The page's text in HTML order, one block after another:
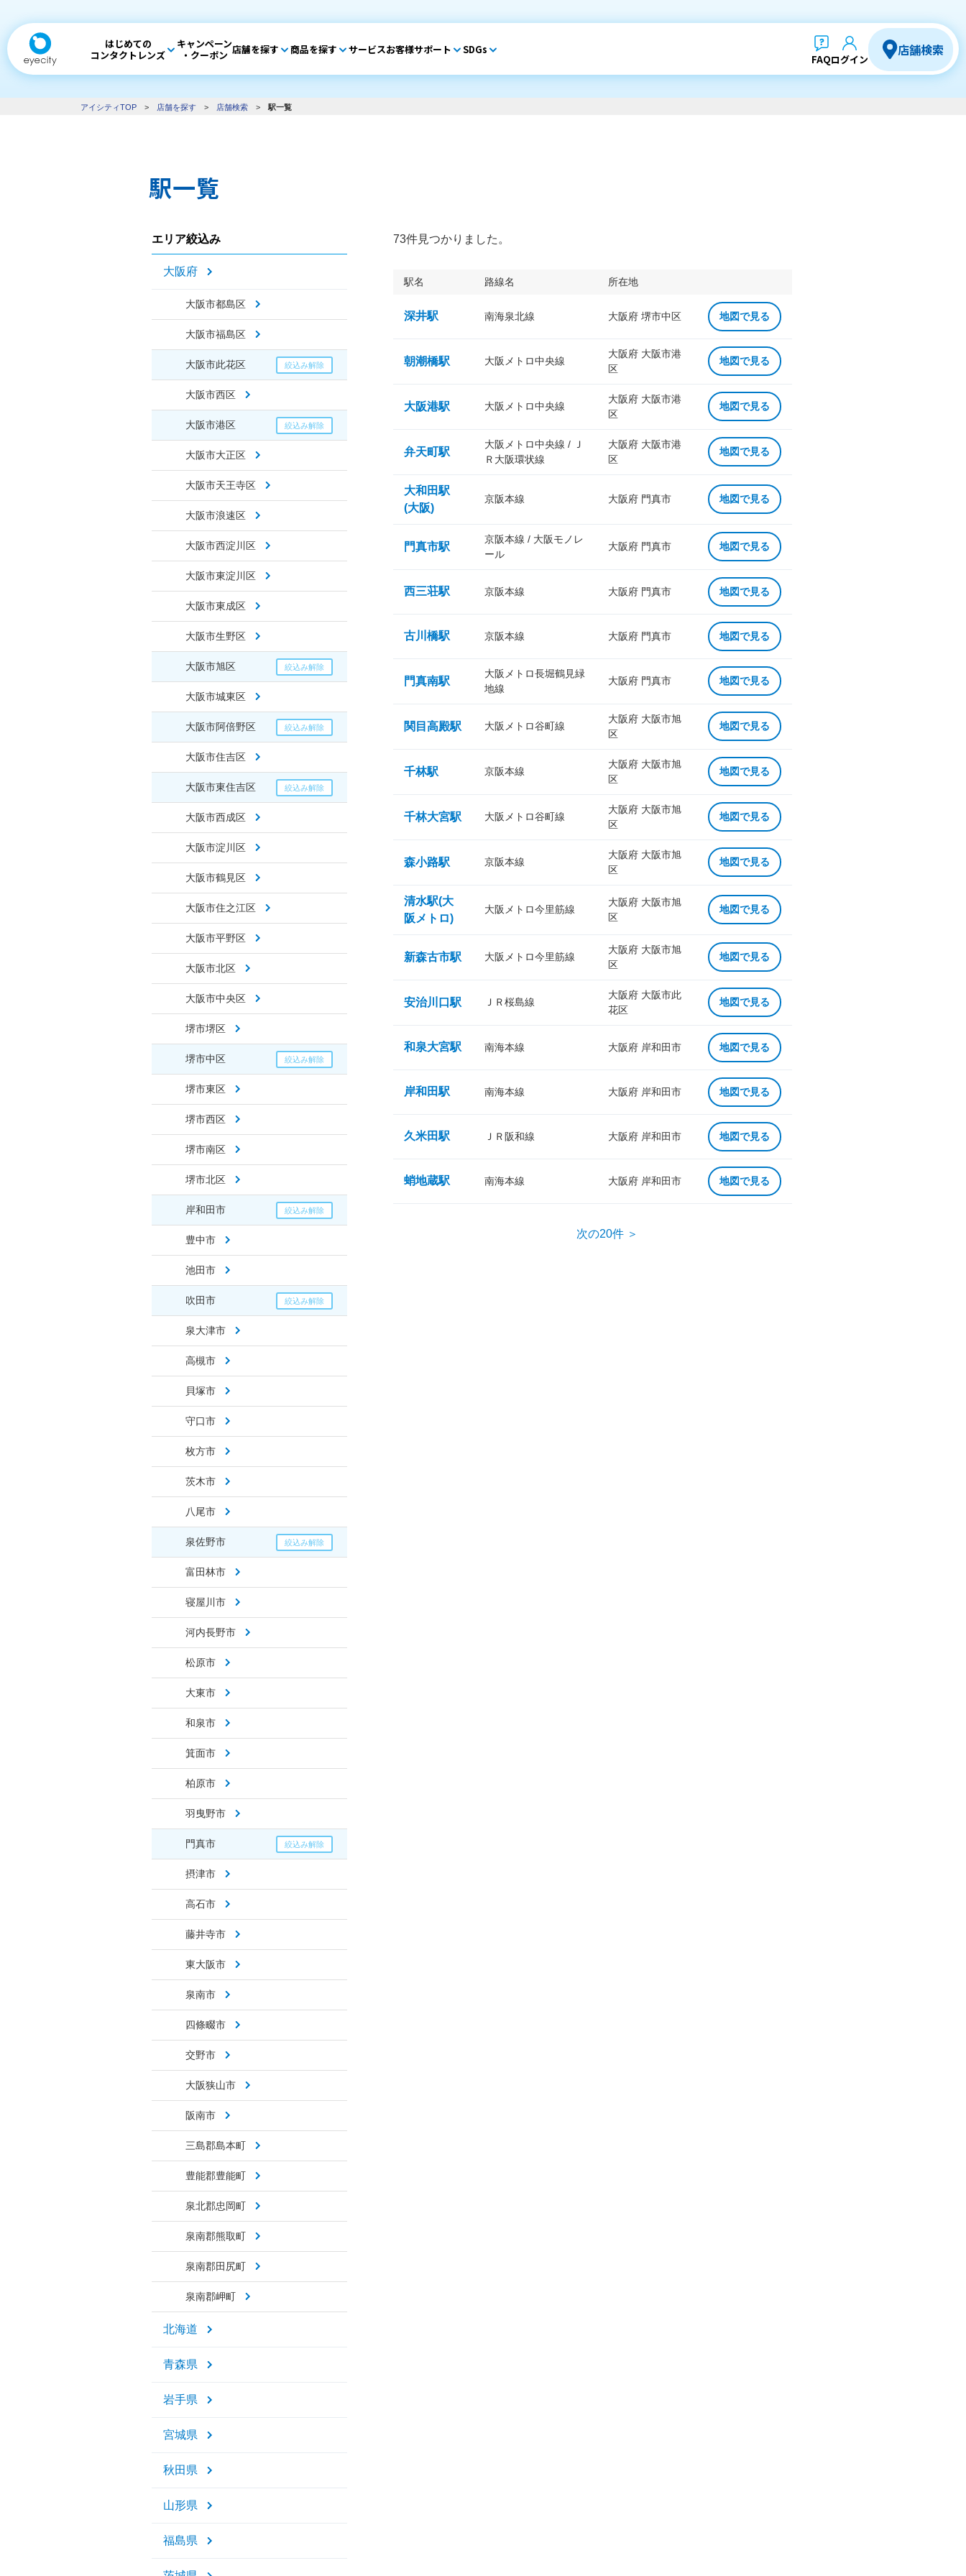
はじめての
コンタクトレンズ
キャンペーン
・クーポン 店舗を探す 商品を探す サービスお客様サポート SDGs
FAQログイン
店舗検索
アイシティTOP > 店舗を探す > 店舗検索 > 駅一覧
駅一覧
エリア絞込み
大阪府
大阪市都島区
大阪市福島区
大阪市此花区
大阪市西区
大阪市港区
大阪市大正区
大阪市天王寺区
大阪市浪速区
大阪市西淀川区
大阪市東淀川区
大阪市東成区
大阪市生野区
大阪市旭区
大阪市城東区
大阪市阿倍野区
大阪市住吉区
大阪市東住吉区
大阪市西成区
大阪市淀川区
大阪市鶴見区
大阪市住之江区
大阪市平野区
大阪市北区
大阪市中央区
堺市堺区
堺市中区
堺市東区
堺市西区
堺市南区
堺市北区
岸和田市
豊中市
池田市
吹田市
泉大津市
高槻市
貝塚市
守口市
枚方市
茨木市
八尾市
泉佐野市
富田林市
寝屋川市
河内長野市
松原市
大東市
和泉市
箕面市
柏原市
羽曳野市
門真市
摂津市
高石市
藤井寺市
東大阪市
泉南市
四條畷市
交野市
大阪狭山市
阪南市
三島郡島本町
豊能郡豊能町
泉北郡忠岡町
泉南郡熊取町
泉南郡田尻町
泉南郡岬町
北海道
青森県
岩手県
宮城県
秋田県
山形県
福島県
73件見つかりました。
駅名 路線名 所在地
深井駅 南海泉北線 大阪府 堺市中区 地図で見る
朝潮橋駅 大阪メトロ中央線
大阪府 大阪市港
区
地図で見る
大阪港駅 大阪メトロ中央線
大阪府 大阪市港
区
地図で見る
弁天町駅
大阪メトロ中央線 / Ｊ
Ｒ大阪環状線
大阪府 大阪市港
区
地図で見る
大和田駅
(大阪)
京阪本線 大阪府 門真市 地図で見る
門真市駅
京阪本線 / 大阪モノレ
ール
大阪府 門真市 地図で見る
西三荘駅 京阪本線 大阪府 門真市 地図で見る
古川橋駅 京阪本線 大阪府 門真市 地図で見る
門真南駅
大阪メトロ長堀鶴見緑
地線
大阪府 門真市 地図で見る
関目高殿駅 大阪メトロ谷町線
大阪府 大阪市旭
区
地図で見る
千林駅 京阪本線
大阪府 大阪市旭
区
地図で見る
千林大宮駅 大阪メトロ谷町線
大阪府 大阪市旭
区
地図で見る
森小路駅 京阪本線
大阪府 大阪市旭
区
地図で見る
清水駅(大
阪メトロ)
大阪メトロ今里筋線
大阪府 大阪市旭
区
地図で見る
新森古市駅 大阪メトロ今里筋線
大阪府 大阪市旭
区
地図で見る
安治川口駅 ＪＲ桜島線
大阪府 大阪市此
花区
地図で見る
和泉大宮駅 南海本線 大阪府 岸和田市 地図で見る
岸和田駅 南海本線 大阪府 岸和田市 地図で見る
久米田駅 ＪＲ阪和線 大阪府 岸和田市 地図で見る
蛸地蔵駅 南海本線 大阪府 岸和田市 地図で見る
次の20件 ＞